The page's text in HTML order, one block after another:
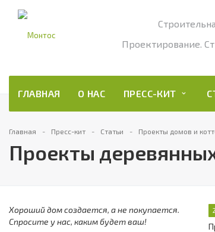
Проектирование.
ГЛАВНАЯ О НАС ПРЕСС-КИТ
Главная Пресс-кит Статьи Проекты домов и
Проекты
Хороший дом создается, а не покупается.
Спросите у нас, каким будет ваш!